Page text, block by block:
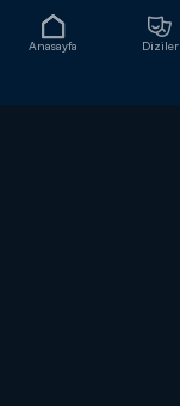
Anasayfa Diziler